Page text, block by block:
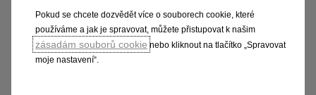
Použité obrázky jsou pouze ilustrativní a nemusí se
shodovat
Ceny, dostupnost
specifikace vozu se mohou měnit bez předchozího
upozornění. Konfigurace obsahuje pouze základní
informace o
Pokud se chcete dozvědět více o souborech cookie, které
používáme a jak je spravovat, můžete přistupovat k našim
zásadám souborů cookie nebo kliknout na tlačítko „Spravovat
moje nastavení“.